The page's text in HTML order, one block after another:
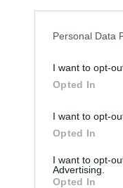
Personal Data
I want to opt-
Opted In
I want to opt-
Opted In
I want to opt-
Advertising.
Opted In